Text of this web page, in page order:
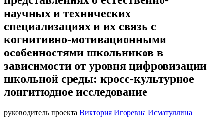
научных и технических
специализациях и их связь с
когнитивно-мотивационными
особенностями школьников в
зависимости от уровня цифровизации
школьной среды: кросс-культурное
лонгитюдное исследование
руководитель проекта Виктория Игоревна Исматуллина